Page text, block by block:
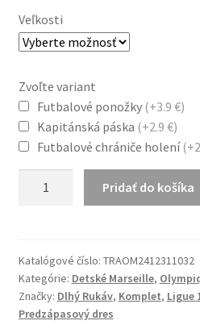
Veľkosti
Zvoľte variant
Futbalové ponožky (+3.9 €)
Kapitánská páska (+2.9 €)
Futbalové chrániče holení
OM
Olympique
Marseille
1/4
Pridať do košíka
Katalógové číslo: TRAOM2412311032
Kategórie: Detské Marseille,
Značky: Dlhý Rukáv, Komplet, Ligue
Predzápasový dres